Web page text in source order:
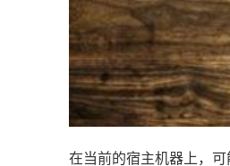
在当前的宿主机器上，